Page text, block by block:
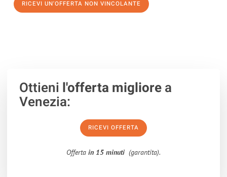
RICEVI UN'OFFERTA NON VINCOLANTE
Ottieni l'offerta migliorea
Venezia:
RICEVI OFFERTA
Offerta in 15 minuti (garantita).